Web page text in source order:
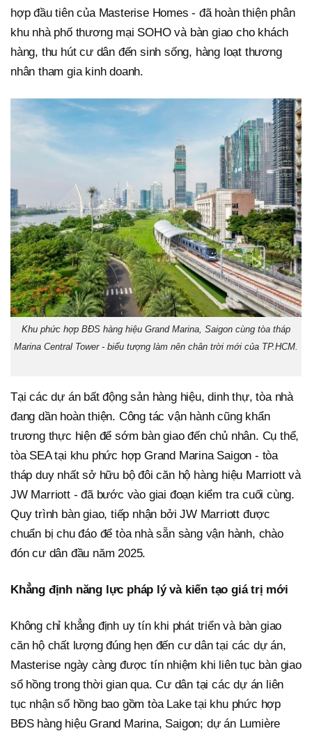
hợp đầu tiên của Masterise Homes - đã hoàn thiện phân
khu nhà phố thương mại SOHO và bàn giao cho khách
hàng, thu hút cư dân đến sinh sống, hàng loạt thương
nhân tham gia kinh doanh.
Khu phức hợp BĐS hàng hiệu Grand Marina, Saigon cùng tòa tháp
Marina Central Tower - biểu tượng làm nên chân trời mới của TP.HCM.
Tại các dự án bất động sản hàng hiệu, dinh thự, tòa nhà
đang dần hoàn thiện. Công tác vận hành cũng khẩn
trương thực hiện để sớm bàn giao đến chủ nhân. Cụ thể,
tòa SEA tại khu phức hợp Grand Marina Saigon - tòa
tháp duy nhất sở hữu bộ đôi căn hộ hàng hiệu Marriott và
JW Marriott - đã bước vào giai đoạn kiểm tra cuối cùng.
Quy trình bàn giao, tiếp nhận bởi JW Marriott được
chuẩn bị chu đáo để tòa nhà sẵn sàng vận hành, chào
đón cư dân đầu năm 2025.
Khẳng định năng lực pháp lý và kiến tạo giá trị mới
Không chỉ khẳng định uy tín khi phát triển và bàn giao
căn hộ chất lượng đúng hẹn đến cư dân tại các dự án,
Masterise ngày càng được tín nhiệm khi liên tục bàn giao
sổ hồng trong thời gian qua. Cư dân tại các dự án liên
tục nhận sổ hồng bao gồm tòa Lake tại khu phức hợp
BĐS hàng hiệu Grand Marina, Saigon; dự án Lumière